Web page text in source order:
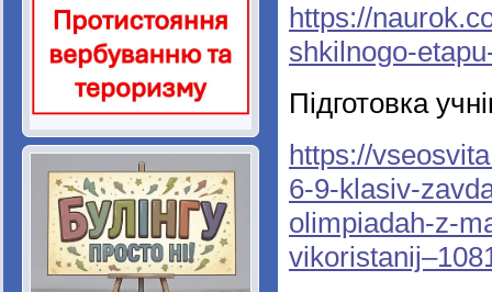
https://
shkilnogo-
Підготовка
https://
6-9-klasiv-
olimpiadah-z-